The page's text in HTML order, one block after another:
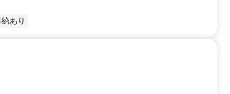
給あり